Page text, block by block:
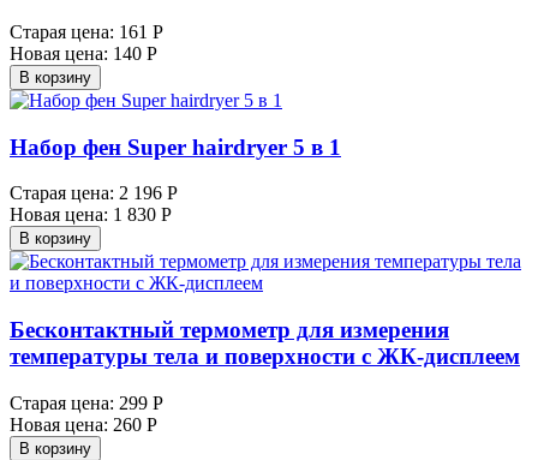
Старая цена: 161 Р
Новая цена: 140 Р
В корзину
Haбop фeн Super hairdryer 5 в 1
Старая цена: 2 196 Р
Новая цена: 1 830 Р
В корзину
Бесконтактный термометр для измерения
температуры тела и поверхности с ЖК-дисплеем
Старая цена: 299 Р
Новая цена: 260 Р
В корзину